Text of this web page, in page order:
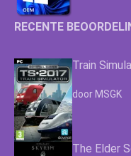
RECENTE
Train
Waardering
door MSGK
The Elder